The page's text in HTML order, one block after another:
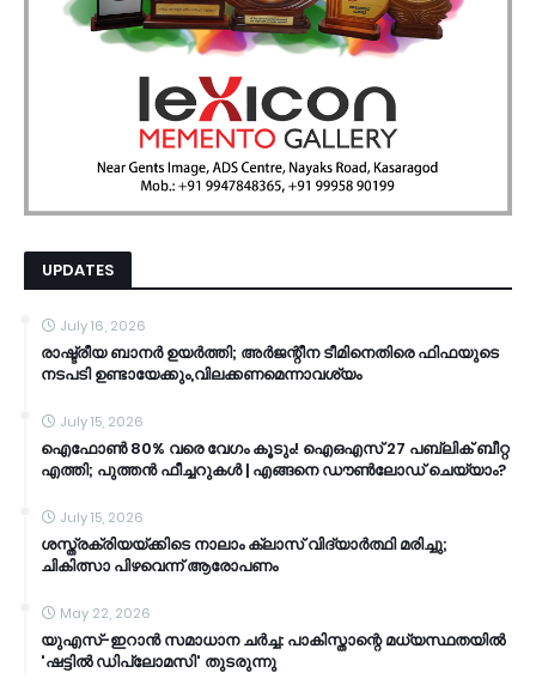
UPDATES
July 16, 2026
രാഷ്ട്രീയ ബാനർ ഉയർത്തി; അർജന്റീന ടീമിനെതിരെ ഫിഫയുടെ
നടപടി ഉണ്ടായേക്കും,വിലക്കണമെന്നാവശ്യം
July 15, 2026
ഐഫോൺ 80% വരെ വേഗം കൂടും! ഐഒഎസ് 27 പബ്ലിക് ബീറ്റ
എത്തി; പുത്തൻ ഫീച്ചറുകൾ | എങ്ങനെ ഡൗൺലോഡ് ചെയ്യാം?
July 15, 2026
ശസ്ത്രക്രിയയ്ക്കിടെ നാലാം ക്ലാസ് വിദ്യാർത്ഥി മരിച്ചു;
ചികിത്സാ പിഴവെന്ന് ആരോപണം
May 22, 2026
യുഎസ്-ഇറാൻ സമാധാന ചർച്ച: പാകിസ്താന്റെ മധ്യസ്ഥതയിൽ
'ഷട്ടിൽ ഡിപ്ലോമസി' തുടരുന്നു